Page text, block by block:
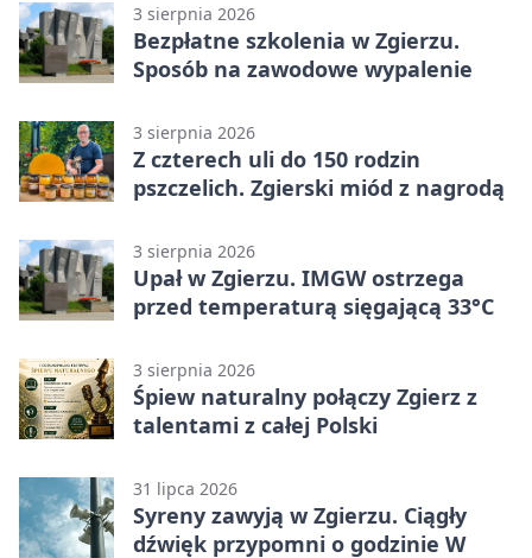
3 sierpnia 2026
Bezpłatne szkolenia w Zgierzu.
Sposób na zawodowe wypalenie
3 sierpnia 2026
Z czterech uli do 150 rodzin
pszczelich. Zgierski miód z nagrodą
3 sierpnia 2026
Upał w Zgierzu. IMGW ostrzega
przed temperaturą sięgającą 33°C
3 sierpnia 2026
Śpiew naturalny połączy Zgierz z
talentami z całej Polski
31 lipca 2026
Syreny zawyją w Zgierzu. Ciągły
dźwięk przypomni o godzinie W